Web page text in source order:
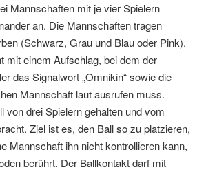
Mannschaften mit je vier Spielern
an. Die Mannschaften tragen
(Schwarz, Grau und Blau oder Pink).
mit einem Aufschlag, bei dem der
das Signalwort „Omnikin“ sowie die
Mannschaft laut ausrufen muss.
von drei Spielern gehalten und vom
Ziel ist es, den Ball so zu platzieren,
Mannschaft ihn nicht kontrollieren kann,
berührt. Der Ballkontakt darf mit